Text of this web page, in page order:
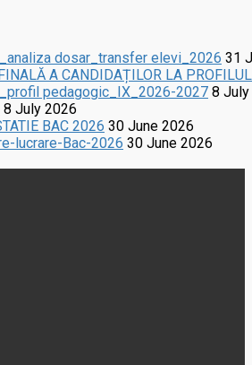
dosar_transfer elevi_2026 31
A CANDIDAȚILOR LA
pedagogic_IX_2026-2027 8
8 July 2026
BAC 2026 30 June 2026
lucrare-Bac-2026 30 June 2026